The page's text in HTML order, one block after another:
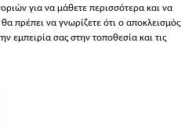
Κατεβάστε
έγγραφα
για να μάθετε περισσότερα και να
πρέπει να γνωρίζετε ότι ο αποκλεισμός
εμπειρία σας στην τοποθεσία και τις